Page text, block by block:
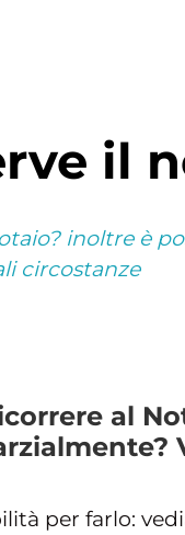
il
inoltre è
circostanze
al
per farlo: